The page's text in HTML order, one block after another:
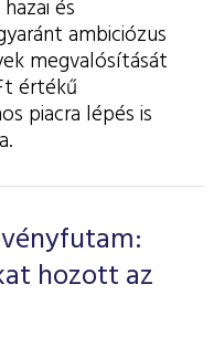
és
ambiciózus
megvalósítását
értékű
piacra lépés is
hozott az